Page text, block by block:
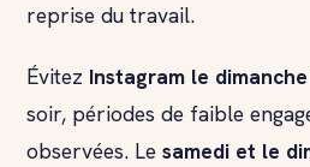
reprise du travail.
Évitez Instagram le dimanche
soir, périodes de faible
observées. Le samedi et le